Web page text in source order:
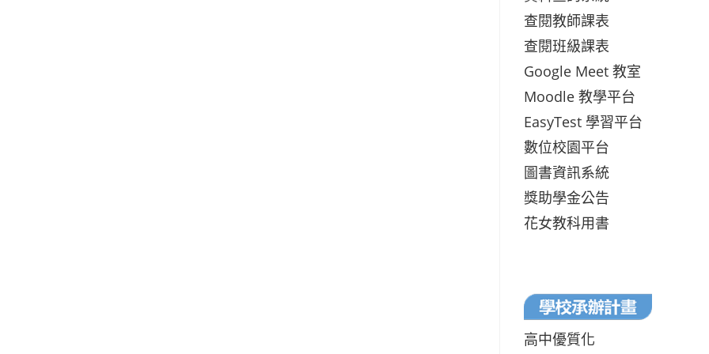
查閱教師課表
查閱班級課表
Google Meet 教室
Moodle 教學平台
EasyTest 學習平台
數位校園平台
圖書資訊系統
獎助學金公告
花女教科用書
高中優質化